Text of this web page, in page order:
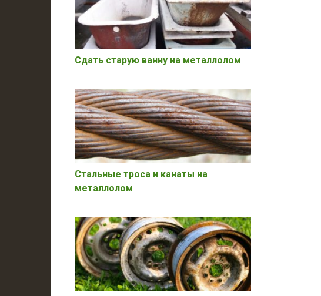
Сдать старую ванну на металлолом
Стальные троса и канаты на
металлолом